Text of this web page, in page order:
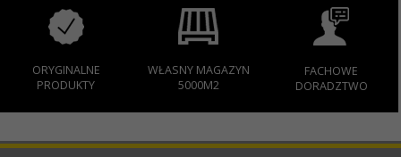
ORYGINALNE
PRODUKTY
WŁASNY MAGAZYN
5000M2
FACHOWE
DORADZTWO